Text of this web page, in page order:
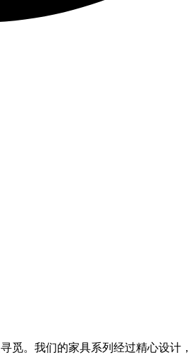
。我们的家具系列经过精心设计